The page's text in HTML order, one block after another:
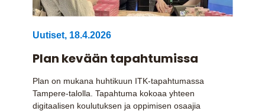
Uutiset, 18.4.2026
Plan kevään tapahtumissa
Plan on mukana huhtikuun ITK-tapahtumassa
Tampere-talolla. Tapahtuma kokoaa yhteen
digitaalisen koulutuksen ja oppimisen osaajia